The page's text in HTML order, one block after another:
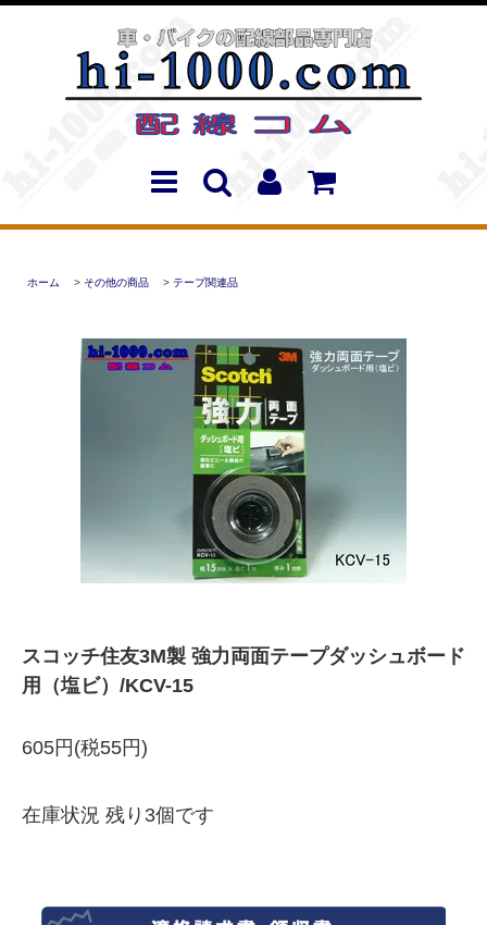
ホーム > その他の商品 > テープ関連品
スコッチ住友3M製 強力両面テープダッシュボード
用（塩ビ）/KCV-15
605円(税55円)
在庫状況 残り3個です